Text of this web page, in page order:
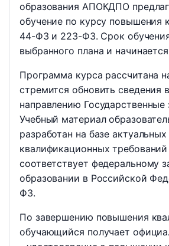
образования АПОКДПО
обучение по курсу повышения
44-ФЗ и 223-ФЗ. Срок
выбранного плана и
Программа курса рассчитана
стремится обновить сведения
направлению Государственные
Учебный материал
разработан на базе актуальных
квалификационных
соответствует федеральному
образовании в Российской
ФЗ.
По завершению повышения
обучающийся получает